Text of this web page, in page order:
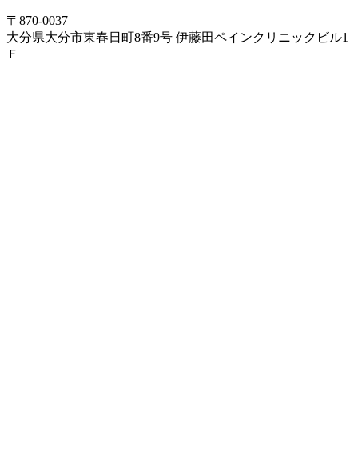
〒870-0037
大分県大分市東春日町8番9号 伊藤田ペインクリニックビル1
Ｆ